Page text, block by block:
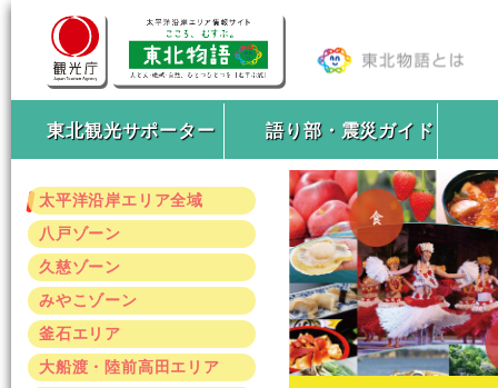
東北観光サポーター 語り部・震災ガイド
太平洋沿岸エリア全域
八戸ゾーン
久慈ゾーン
みやこゾーン
釜石エリア
大船渡・陸前高田エリア